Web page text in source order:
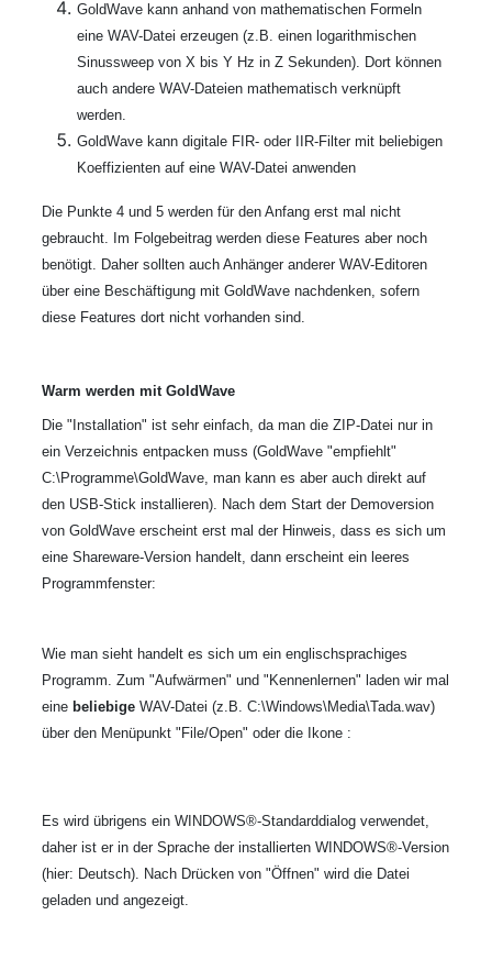
GoldWave kann anhand von mathematischen Formeln
eine WAV-Datei erzeugen (z.B. einen logarithmischen
Sinussweep von X bis Y Hz in Z Sekunden). Dort können
auch andere WAV-Dateien mathematisch verknüpft
werden.
GoldWave kann digitale FIR- oder IIR-Filter mit beliebigen
Koeffizienten auf eine WAV-Datei anwenden
Die Punkte 4 und 5 werden für den Anfang erst mal nicht
gebraucht. Im Folgebeitrag werden diese Features aber noch
benötigt. Daher sollten auch Anhänger anderer WAV-Editoren
über eine Beschäftigung mit GoldWave nachdenken, sofern
diese Features dort nicht vorhanden sind.
Warm werden mit GoldWave
Die "Installation" ist sehr einfach, da man die ZIP-Datei nur in
ein Verzeichnis entpacken muss (GoldWave "empfiehlt"
C:\Programme\GoldWave, man kann es aber auch direkt auf
den USB-Stick installieren). Nach dem Start der Demoversion
von GoldWave erscheint erst mal der Hinweis, dass es sich um
eine Shareware-Version handelt, dann erscheint ein leeres
Programmfenster:
Wie man sieht handelt es sich um ein englischsprachiges
Programm. Zum "Aufwärmen" und "Kennenlernen" laden wir mal
eine beliebige WAV-Datei (z.B. C:\Windows\Media\Tada.wav)
über den Menüpunkt "File/Open" oder die Ikone :
Es wird übrigens ein WINDOWS®-Standarddialog verwendet,
daher ist er in der Sprache der installierten WINDOWS®-Version
(hier: Deutsch). Nach Drücken von "Öffnen" wird die Datei
geladen und angezeigt.